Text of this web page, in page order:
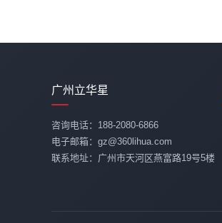
广州立华星
咨询电话：188-2080-6866
电子邮箱：gz@360lihua.com
联系地址：广州市天河区燕富路19号5楼